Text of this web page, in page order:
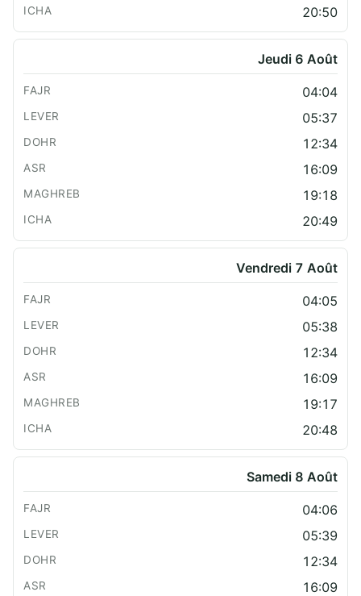
20:50
Jeudi 6 Août
04:04
05:37
12:34
16:09
19:18
20:49
Vendredi 7 Août
04:05
05:38
12:34
16:09
19:17
20:48
Samedi 8 Août
04:06
05:39
12:34
16:09